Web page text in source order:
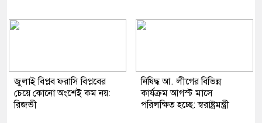
জুলাই বিপ্লব ফরাসি বিপ্লবের
চেয়ে কোনো অংশেই কম নয়:
রিজভী
নিষিদ্ধ আ. লীগের বিভিন্ন
কার্যক্রম আগস্ট মাসে
পরিলক্ষিত হচ্ছে: স্বরাষ্ট্রমন্ত্রী